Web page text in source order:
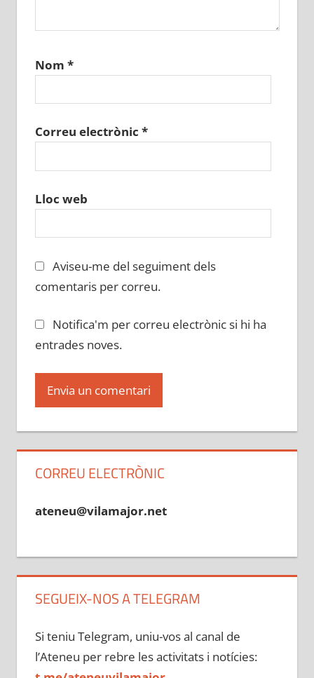
Nom *
Correu electrònic *
Lloc web
Aviseu-me del seguiment dels
comentaris per correu.
Notifica'm per correu electrònic si hi ha
entrades noves.
CORREU ELECTRÒNIC
ateneu@vilamajor.net
SEGUEIX-NOS A TELEGRAM
Si teniu Telegram, uniu-vos al canal de
l’Ateneu per rebre les activitats i notícies: